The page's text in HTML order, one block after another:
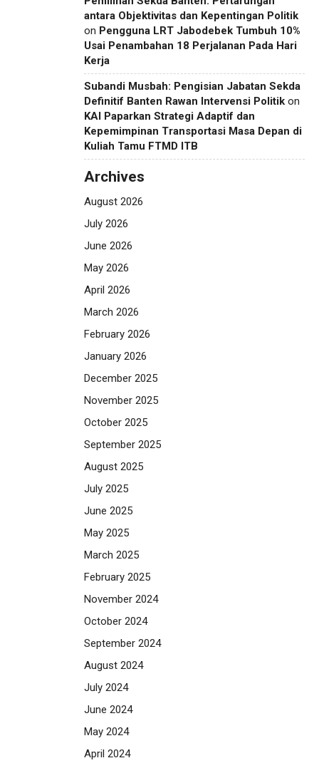
antara Objektivitas dan Kepentingan Politik
on Pengguna LRT Jabodebek Tumbuh 10%
Usai Penambahan 18 Perjalanan Pada Hari
Kerja
Subandi Musbah: Pengisian Jabatan Sekda
Definitif Banten Rawan Intervensi Politik on
KAI Paparkan Strategi Adaptif dan
Kepemimpinan Transportasi Masa Depan di
Kuliah Tamu FTMD ITB
Archives
August 2026
July 2026
June 2026
May 2026
April 2026
March 2026
February 2026
January 2026
December 2025
November 2025
October 2025
September 2025
August 2025
July 2025
June 2025
May 2025
March 2025
February 2025
November 2024
October 2024
September 2024
August 2024
July 2024
June 2024
May 2024
April 2024